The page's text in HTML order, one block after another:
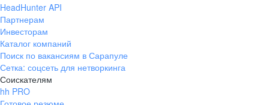
HeadHunter API
Партнерам
Инвесторам
Каталог компаний
Поиск по вакансиям в Сарапуле
Сетка: соцсеть для нетворкинга
Соискателям
hh PRO